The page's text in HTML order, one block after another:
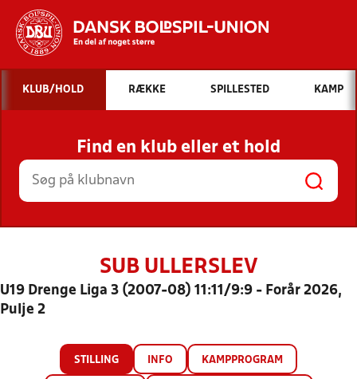
Hvad vil du søge efter?
INDHOLD OG NYHEDER
STILLINGER, RESULTATER, KLUBBER OG
HOLD
KLUB/HOLD RÆKKE SPILLESTED KAMP
Find en klub eller et hold
SUB ULLERSLEV
U19 Drenge Liga 3 (2007-08) 11:11/9:9 - Forår 2026,
Pulje 2
STILLING INFO KAMPPROGRAM